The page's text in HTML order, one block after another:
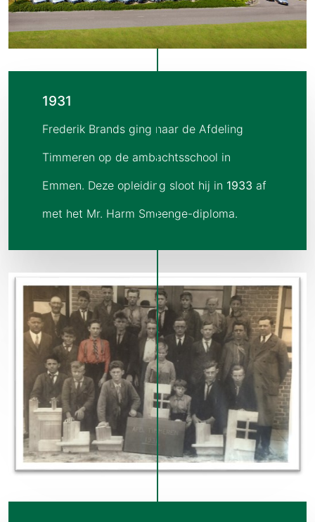
1931
Frederik Brands ging naar de Afdeling
Timmeren op de ambachtsschool in
Emmen. Deze opleiding sloot hij in 1933 af
met het Mr. Harm Smeenge-diploma.